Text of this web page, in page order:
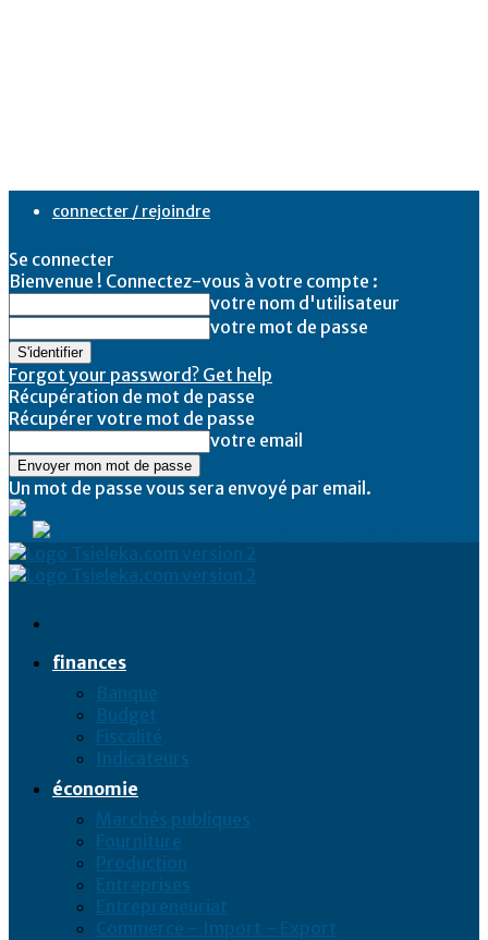
connecter / rejoindre
Se connecter
Bienvenue ! Connectez-vous à votre compte :
votre nom d'utilisateur
votre mot de passe
Forgot your password? Get help
Récupération de mot de passe
Récupérer votre mot de passe
votre email
Un mot de passe vous sera envoyé par email.
finances
Banque
Budget
Fiscalité
Indicateurs
économie
Marchés publiques
Fourniture
Production
Entreprises
Entrepreneuriat
Commerce – Import – Export